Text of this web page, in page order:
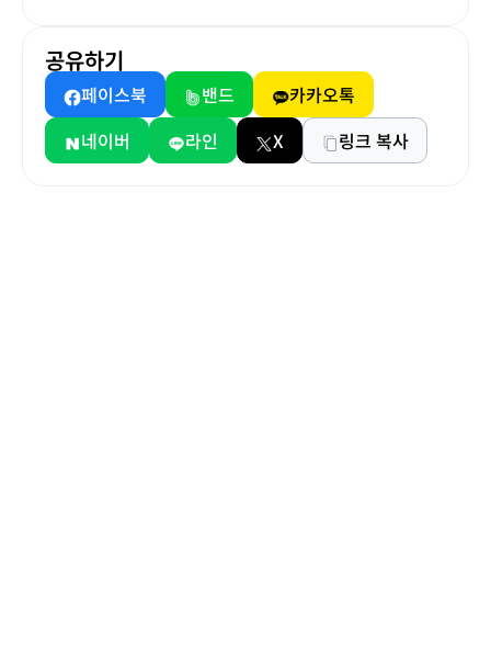
공유하기
페이스북 밴드
카카오톡
네이버
라인 X 링크 복사